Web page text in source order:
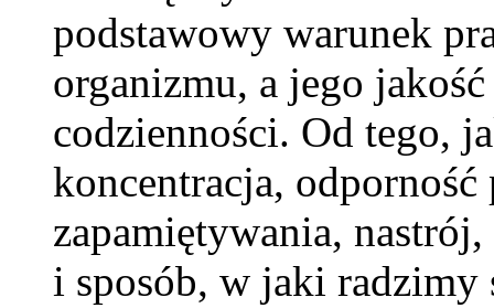
podstawowy warunek
organizmu, a jego
codzienności. Od tego,
koncentracja,
zapamiętywania,
i sposób, w jaki radzimy